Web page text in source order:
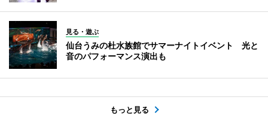
見る・遊ぶ
仙台うみの杜水族館でサマーナイトイベント 光と
音のパフォーマンス演出も
もっと見る